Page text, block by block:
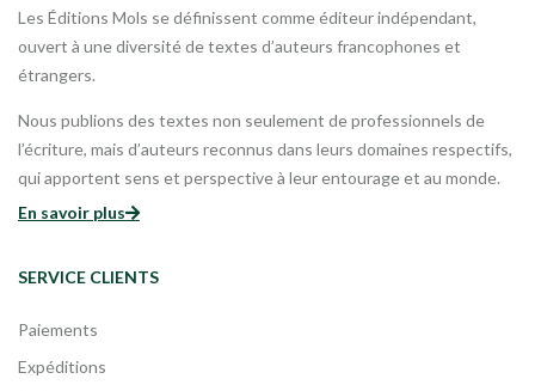
Les Éditions Mols se définissent comme éditeur indépendant,
ouvert à une diversité de textes d’auteurs francophones et
étrangers.
Nous publions des textes non seulement de professionnels de
l’écriture, mais d’auteurs reconnus dans leurs domaines respectifs,
qui apportent sens et perspective à leur entourage et au monde.
En savoir plus
SERVICE CLIENTS
Paiements
Expéditions